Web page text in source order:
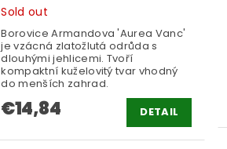
Sold out
Borovice Armandova 'Aurea Vanc'
je vzácná zlatožlutá odrůda s
dlouhými jehlicemi. Tvoří
kompaktní kuželovitý tvar vhodný
do menších zahrad.
€14,84 DETAIL